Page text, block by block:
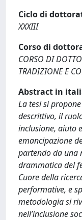
Ciclo di
XXXIII
Corso di
CORSO DI
TRADIZIONE E
Abstract in
La tesi si
descrittivo, il
inclusione, aiuto
emancipazione
partendo da una
drammatica del
Cuore della
performative, e
metodologia si
nell’inclusione